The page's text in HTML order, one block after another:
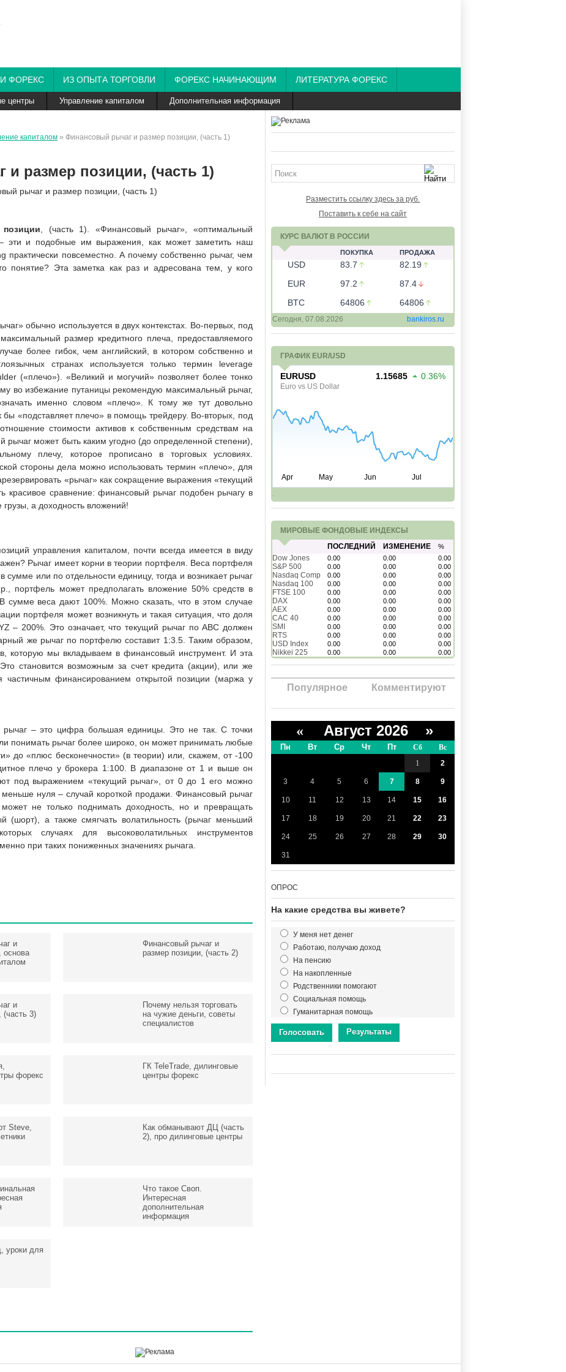
ФОРЕКС ИЗ ОПЫТА ТОРГОВЛИ ФОРЕКС НАЧИНАЮЩИМ ЛИТЕРАТУРА ФОРЕКС
центры Управление капиталом Дополнительная информация
капиталом » Финансовый рычаг и размер позиции, (часть 1)
размер позиции, (часть 1)
, (часть 1). «Финансовый рычаг», «оптимальный
эти и подобные им выражения, как может заметить наш
практически повсеместно. А почему собственно рычаг, чем
понятие? Эта заметка как раз и адресована тем, у кого
обычно используется в двух контекстах. Во-первых, под
размер кредитного плеча, предоставляемого
более гибок, чем английский, в котором собственно и
странах используется только термин leverage
(«плечо»). «Великий и могучий» позволяет более тонко
во избежание путаницы рекомендую максимальный рычаг,
именно словом «плечо». К тому же тут довольно
«подставляет плечо» в помощь трейдеру. Во-вторых, под
стоимости активов к собственным средствам на
рычаг может быть каким угодно (до определенной степени),
плечу, которое прописано в торговых условиях.
стороны дела можно использовать термин «плечо», для
«рычаг» как сокращение выражения «текущий
красивое сравнение: финансовый рычаг подобен рычагу в
а доходность вложений!
управления капиталом, почти всегда имеется в виду
Рычаг имеет корни в теории портфеля. Веса портфеля
или по отдельности единицу, тогда и возникает рычаг
портфель может предполагать вложение 50% средств в
веса дают 100%. Можно сказать, что в этом случае
портфеля может возникнуть и такая ситуация, что доля
– 200%. Это означает, что текущий рычаг по ABC должен
же рычаг по портфелю составит 1:3.5. Таким образом,
которую мы вкладываем в финансовый инструмент. И эта
становится возможным за счет кредита (акции), или же
частичным финансированием открытой позиции (маржа у
– это цифра большая единицы. Это не так. С точки
понимать рычаг более широко, он может принимать любые
до «плюс бесконечности» (в теории) или, скажем, от -100
плечо у брокера 1:100. В диапазоне от 1 и выше он
под выражением «текущий рычаг», от 0 до 1 его можно
меньше нуля – случай короткой продажи. Финансовый рычаг
не только поднимать доходность, но и превращать
(шорт), а также смягчать волатильность (рычаг меньший
случаях для высоковолатильных инструментов
при таких пониженных значениях рычага.
и
основа
Финансовый рычаг и
размер позиции, (часть 2)
и
(часть 3)
Почему нельзя торговать
на чужие деньги, советы
специалистов
форекс
ГК TeleTrade, дилинговые
центры форекс
Steve,
Как обманывают ДЦ (часть
2), про дилинговые центры
Что такое Своп.
Интересная
дополнительная
информация
уроки для
Разместить ссылку здесь за руб.
Поставить к себе на сайт
КУРС ВАЛЮТ В РОССИИ
ПОКУПКА ПРОДАЖА
USD 83.7
82.19
EUR
97.2
87.4
BTC
64806 64806
Сегодня, 07.08.2026 bankiros.ru
ГРАФИК EUR/USD
.
МИРОВЫЕ ФОНДОВЫЕ ИНДЕКСЫ
ПОСЛЕДНИЙ
ИЗМЕНЕНИЕ %
Dow Jones 0.00 0.00 0.00
S&P 500 0.00 0.00 0.00
Nasdaq Comp 0.00 0.00 0.00
Nasdaq 100 0.00 0.00 0.00
FTSE 100 0.00 0.00 0.00
DAX 0.00 0.00 0.00
AEX 0.00 0.00 0.00
CAC 40 0.00 0.00 0.00
SMI 0.00 0.00 0.00
RTS 0.00 0.00 0.00
USD Index 0.00 0.00 0.00
Nikkei 225 0.00 0.00 0.00
Популярное Комментируют
« Август 2026 »
Пн Вт Ср Чт Пт Сб Вс
1 2
3 4 5 6 7 8 9
10 11 12 13 14 15 16
17 18 19 20 21 22 23
24 25 26 27 28 29 30
31
ОПРОС
На какие средства вы живете?
У меня нет денег
Работаю, получаю доход
На пенсию
На накопленные
Родственники помогают
Социальная помощь
Гуманитарная помощь
Голосовать Результаты